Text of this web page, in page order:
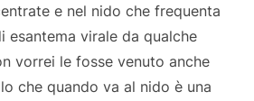
e nel nido che frequenta
esantema virale da qualche
vorrei le fosse venuto anche
che quando va al nido è una